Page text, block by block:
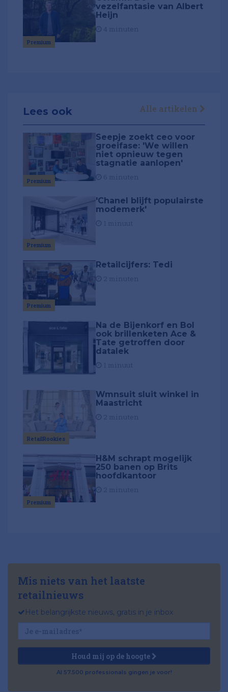
Premium
vezelfantasie van Albert
Heijn
Lees ook Alle artikelen
Premium
Seepje zoekt ceo voor
groeifase: 'We willen
niet opnieuw tegen
stagnatie aanlopen'
Premium
'Chanel blijft populairste
modemerk'
Premium
Retailcijfers: Tedi
Na de Bijenkorf en Bol
ook brillenketen Ace &
Tate getroffen door
datalek
RetailRookies
Wmnsuit sluit winkel in
Maastricht
Premium
H&M schrapt mogelijk
250 banen op Brits
hoofdkantoor
Mis niets van het laatste
retailnieuws
Het belangrijkste nieuws, gratis in je inbox
Houd mij op de hoogte
Al 57.500 professionals gingen je voor!